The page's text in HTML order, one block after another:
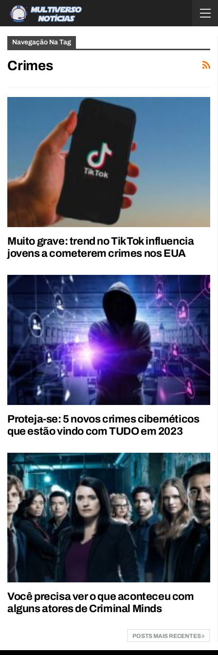
Navegação Na Tag
Crimes
Muito grave: trend no TikTok influencia
jovens a cometerem crimes nos EUA
Proteja-se: 5 novos crimes cibernéticos
que estão vindo com TUDO em 2023
Você precisa ver o que aconteceu com
alguns atores de Criminal Minds
POSTS MAIS RECENTES